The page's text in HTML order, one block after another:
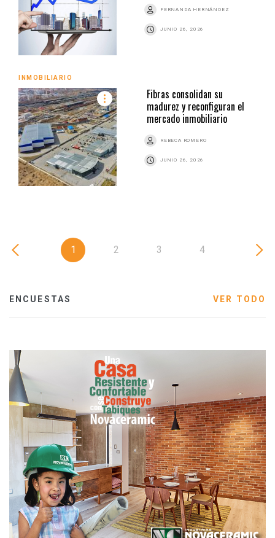
FERNANDA HERNÁNDEZ
JUNIO 26, 2026
INMOBILIARIO
Fibras consolidan su
madurez y reconfiguran el
mercado inmobiliario
REBECA ROMERO
JUNIO 26, 2026
1 2 3 4
ENCUESTAS VER TODO